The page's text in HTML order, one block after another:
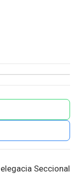
Seccional